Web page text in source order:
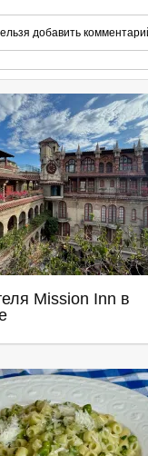
добавить
Mission Inn в